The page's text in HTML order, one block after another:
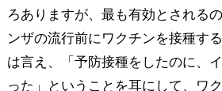
ろありますが、最も有効とされる
ンザの流行前にワクチンを接種す
は言え、「予防接種をしたのに、
った」ということを耳にして、ワ